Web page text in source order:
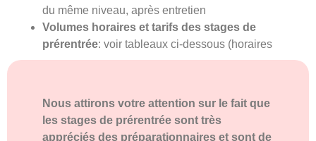
du même niveau, après entretien
Volumes horaires et tarifs des stages de
prérentrée: voir tableaux ci-dessous (horaires
Nous attirons votre attention sur le fait que
les stages de prérentrée sont très
appréciés des préparationnaires et sont de